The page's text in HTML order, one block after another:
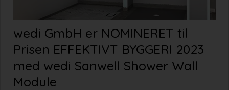
wedi GmbH er NOMINERET til
Prisen EFFEKTIVT BYGGERI 2023
med wedi Sanwell Shower Wall
Module